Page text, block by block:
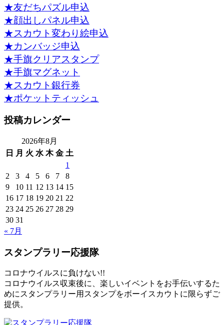
★友だちパズル申込
★顔出しパネル申込
★スカウト変わり絵申込
★カンバッジ申込
★手旗クリアスタンプ
★手旗マグネット
★スカウト銀行券
★ポケットティッシュ
投稿カレンダー
2026年8月
日
月 火 水 木 金 土
1
2
3 4 5 6 7
8
9
10 11 12 13 14 15
16 17 18 19 20 21 22
23 24 25 26 27 28 29
30 31
« 7月
スタンプラリー応援隊
コロナウイルスに負けない!!
コロナウイルス収束後に、楽しいイベントをお手伝いするた
めにスタンプラリー用スタンプをボーイスカウトに限らずご
提供。